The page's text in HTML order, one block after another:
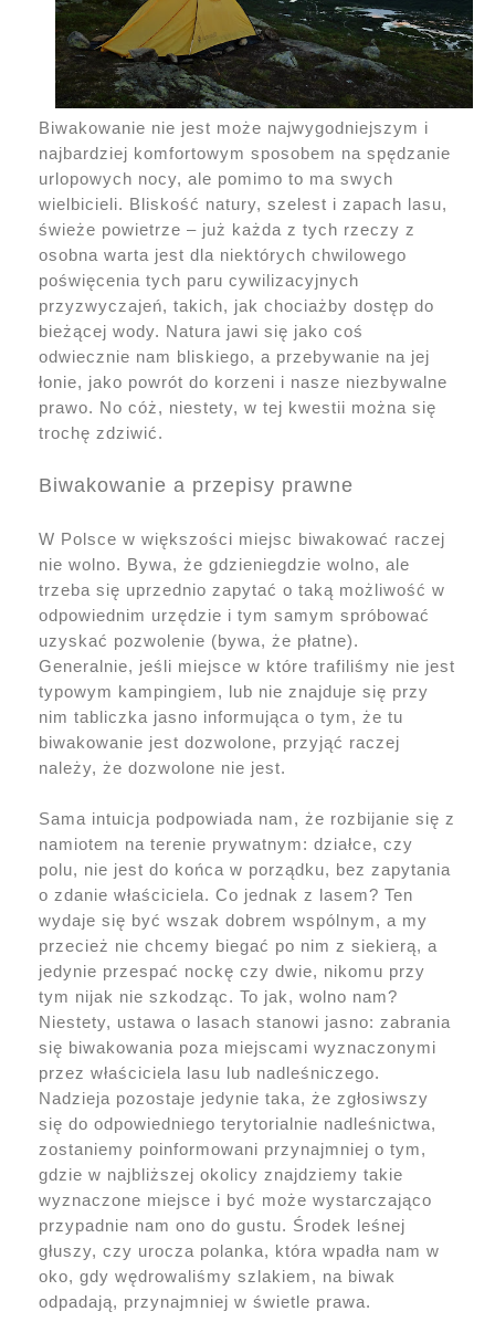
Biwakowanie nie jest może najwygodniejszym i
najbardziej komfortowym sposobem na spędzanie
urlopowych nocy, ale pomimo to ma swych
wielbicieli. Bliskość natury, szelest i zapach lasu,
świeże powietrze – już każda z tych rzeczy z
osobna warta jest dla niektórych chwilowego
poświęcenia tych paru cywilizacyjnych
przyzwyczajeń, takich, jak chociażby dostęp do
bieżącej wody. Natura jawi się jako coś
odwiecznie nam bliskiego, a przebywanie na jej
łonie, jako powrót do korzeni i nasze niezbywalne
prawo. No cóż, niestety, w tej kwestii można się
trochę zdziwić.
Biwakowanie a przepisy prawne
W Polsce w większości miejsc biwakować raczej
nie wolno. Bywa, że gdzieniegdzie wolno, ale
trzeba się uprzednio zapytać o taką możliwość w
odpowiednim urzędzie i tym samym spróbować
uzyskać pozwolenie (bywa, że płatne).
Generalnie, jeśli miejsce w które trafiliśmy nie jest
typowym kampingiem, lub nie znajduje się przy
nim tabliczka jasno informująca o tym, że tu
biwakowanie jest dozwolone, przyjąć raczej
należy, że dozwolone nie jest.
Sama intuicja podpowiada nam, że rozbijanie się z
namiotem na terenie prywatnym: działce, czy
polu, nie jest do końca w porządku, bez zapytania
o zdanie właściciela. Co jednak z lasem? Ten
wydaje się być wszak dobrem wspólnym, a my
przecież nie chcemy biegać po nim z siekierą, a
jedynie przespać nockę czy dwie, nikomu przy
tym nijak nie szkodząc. To jak, wolno nam?
Niestety, ustawa o lasach stanowi jasno: zabrania
się biwakowania poza miejscami wyznaczonymi
przez właściciela lasu lub nadleśniczego.
Nadzieja pozostaje jedynie taka, że zgłosiwszy
się do odpowiedniego terytorialnie nadleśnictwa,
zostaniemy poinformowani przynajmniej o tym,
gdzie w najbliższej okolicy znajdziemy takie
wyznaczone miejsce i być może wystarczająco
przypadnie nam ono do gustu. Środek leśnej
głuszy, czy urocza polanka, która wpadła nam w
oko, gdy wędrowaliśmy szlakiem, na biwak
odpadają, przynajmniej w świetle prawa.